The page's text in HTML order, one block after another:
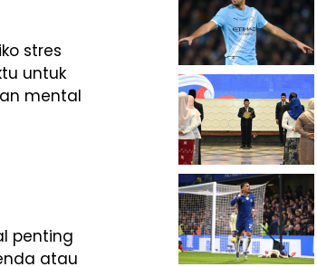
stres
untuk
mental
penting
atau